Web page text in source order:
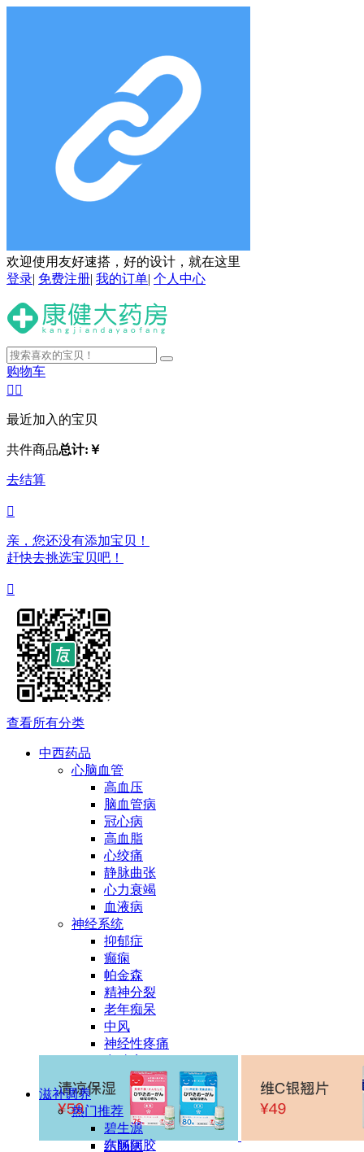
欢迎使用友好速搭，好的设计，就在这里
登录| 免费注册| 我的订单| 个人中心
购物车
 
最近加入的宝贝
共件商品总计: ￥
去结算

亲，您还没有添加宝贝！
赶快去挑选宝贝吧！

查看所有分类
中西药品
心脑血管
高血压
脑血管病
冠心病
高血脂
心绞痛
静脉曲张
心力衰竭
血液病
神经系统
抑郁症
癫痫
帕金森
精神分裂
老年痴呆
中风
神经性疼痛
消化系统疾病
肠炎
胃炎
胃肠溃疡
结肠病
滋补调养
热门推荐
碧生源
东阿阿胶